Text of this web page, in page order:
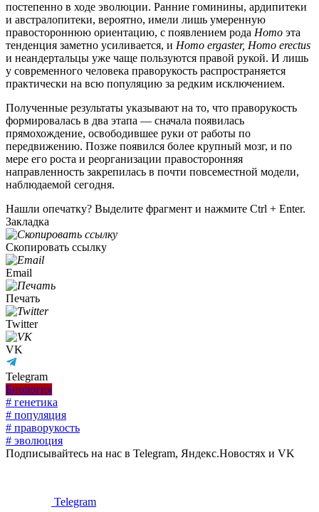
постепенно в ходе эволюции. Ранние гоминины, ардипитеки
и австралопитеки, вероятно, имели лишь умеренную
правостороннюю ориентацию, с появлением рода Homo эта
тенденция заметно усиливается, и Homo ergaster, Homo erectus
и неандертальцы уже чаще пользуются правой рукой. И лишь
у современного человека праворукость распространяется
практически на всю популяцию за редким исключением.
Полученные результаты указывают на то, что праворукость
формировалась в два этапа — сначала появилась
прямохождение, освободившее руки от работы по
передвижению. Позже появился более крупный мозг, и по
мере его роста и реорганизации правосторонняя
направленность закрепилась в почти повсеместной модели,
наблюдаемой сегодня.
Нашли опечатку? Выделите фрагмент и нажмите Ctrl + Enter.
Закладка
Скопировать ссылку
Email
Печать
Twitter
VK
Telegram
Биология
# генетика
# популяция
# праворукость
# эволюция
Подписывайтесь на нас в Telegram, Яндекс.Новостях и VK
Telegram